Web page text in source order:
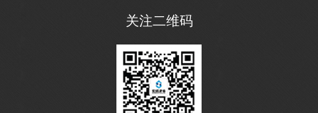
关注二维码